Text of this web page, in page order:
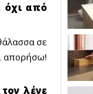
όχι από
σε
απορήσω!
λένε